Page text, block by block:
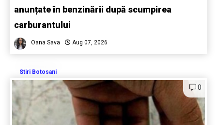
anunțate în benzinării după scumpirea
carburantului
Oana Sava Aug 07, 2026
Stiri Botosani
0